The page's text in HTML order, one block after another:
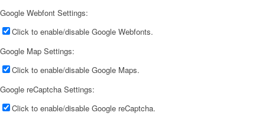
Google Webfont Settings:
Click to enable/disable Google Webfonts.
Google Map Settings:
Click to enable/disable Google Maps.
Google reCaptcha Settings:
Click to enable/disable Google reCaptcha.